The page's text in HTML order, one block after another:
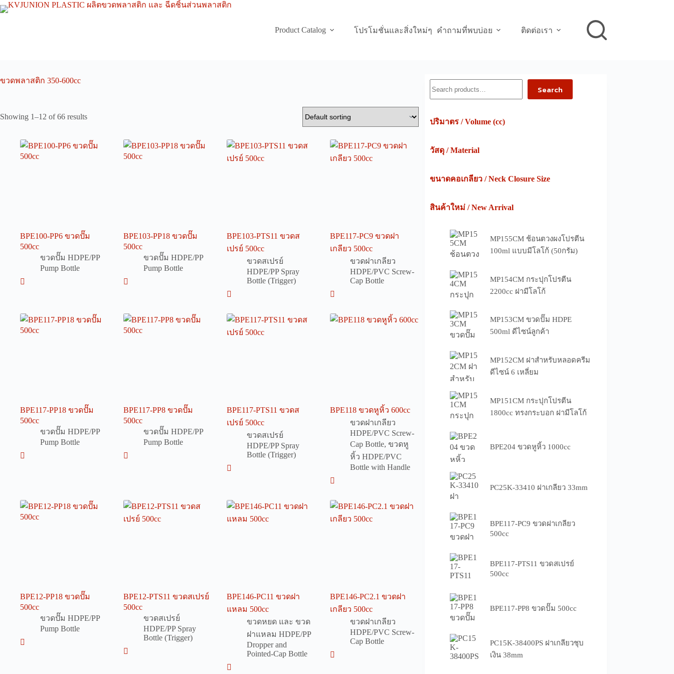
Skip
to
Product Catalog
โปรโมชั่นและสิ่งใหม่ๆ คำถามที่พบบ่อย ติดต่อเรา
ขวดพลาสติก 350-600cc
Showing 1–12 of 66 results
BPE100-PP6 ขวดปั๊ม
500cc
ขวดปั๊ม HDPE/PP
Pump Bottle
BPE103-PP18 ขวดปั๊ม
500cc
ขวดปั๊ม HDPE/PP
Pump Bottle
BPE103-PTS11 ขวดส
เปรย์ 500cc
ขวดสเปรย์
HDPE/PP Spray
Bottle (Trigger)
BPE117-PC9 ขวดฝา
เกลียว 500cc
ขวดฝาเกลียว
HDPE/PVC Screw-
Cap Bottle
BPE117-PP18 ขวดปั๊ม
500cc
ขวดปั๊ม HDPE/PP
Pump Bottle
BPE117-PP8 ขวดปั๊ม
500cc
ขวดปั๊ม HDPE/PP
Pump Bottle
BPE117-PTS11 ขวดส
เปรย์ 500cc
ขวดสเปรย์
HDPE/PP Spray
Bottle (Trigger)
BPE118 ขวดหูหิ้ว 600cc
ขวดฝาเกลียว
HDPE/PVC Screw-
Cap Bottle,ขวดหู
หิ้ว HDPE/PVC
Bottle with Handle
BPE12-PP18 ขวดปั๊ม
500cc
ขวดปั๊ม HDPE/PP
Pump Bottle
BPE12-PTS11 ขวดสเปรย์
500cc
ขวดสเปรย์
HDPE/PP Spray
Bottle (Trigger)
BPE146-PC11 ขวดฝา
แหลม 500cc
ขวดหยด และ ขวด
ฝาแหลม HDPE/PP
Dropper and
Pointed-Cap Bottle
BPE146-PC2.1 ขวดฝา
เกลียว 500cc
ขวดฝาเกลียว
HDPE/PVC Screw-
Cap Bottle
Search
ปริมาตร / Volume (cc)
วัสดุ / Material
ขนาดคอเกลียว / Neck Closure Size
สินค้าใหม่ / New Arrival
MP155CM ช้อนตวงผงโปรตีน
100ml แบบมีโลโก้ (50กรัม)
MP154CM กระปุกโปรตีน
2200cc ฝามีโลโก้
MP153CM ขวดปั๊ม HDPE
500ml ดีไซน์ลูกค้า
MP152CM ฝาสำหรับหลอดครีม
ดีไซน์ 6 เหลี่ยม
MP151CM กระปุกโปรตีน
1800cc ทรงกระบอก ฝามีโลโก้
BPE204 ขวดหูหิ้ว 1000cc
PC25K-33410 ฝาเกลียว 33mm
BPE117-PC9 ขวดฝาเกลียว
500cc
BPE117-PTS11 ขวดสเปรย์
500cc
BPE117-PP8 ขวดปั๊ม 500cc
PC15K-38400PS ฝาเกลียวชุบ
เงิน 38mm